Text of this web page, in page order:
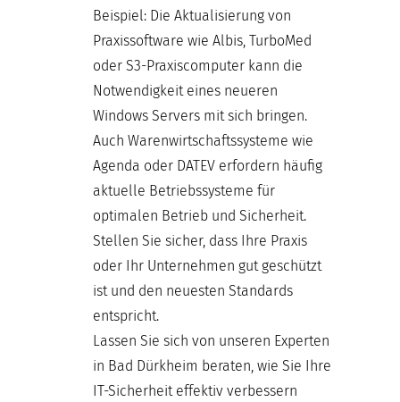
Beispiel: Die Aktualisierung von
Praxissoftware wie Albis, TurboMed
oder S3-Praxiscomputer kann die
Notwendigkeit eines neueren
Windows Servers mit sich bringen.
Auch Warenwirtschaftssysteme wie
Agenda oder DATEV erfordern häufig
aktuelle Betriebssysteme für
optimalen Betrieb und Sicherheit.
Stellen Sie sicher, dass Ihre Praxis
oder Ihr Unternehmen gut geschützt
ist und den neuesten Standards
entspricht.
Lassen Sie sich von unseren Experten
in Bad Dürkheim beraten, wie Sie Ihre
IT-Sicherheit effektiv verbessern